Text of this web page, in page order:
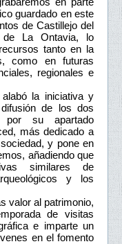
guardado en este
de Castillejo del
de La Ontavia, lo
tanto en la
como en futuras
regionales e
la iniciativa y
de los dos
por su apartado
más dedicado a
y pone en
añadiendo que
similares de
y los
valor al patrimonio,
de visitas
e imparte un
en el fomento